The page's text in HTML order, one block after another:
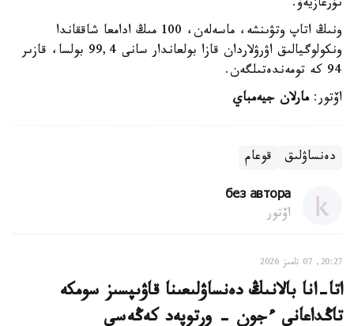
نۇرعازيەۆ.
ونىڭ اتاپ وتۋىنشە، ماسەلەن، 100 مىڭ ادامعا شاققاندا
ونكولوگيالىق اۋرۋلاردان قازا بولعاندار سانى 99,4 بولسا، قازىر
94 كە تومەندەتىلگەن.
اۆتور:مارلان جيەمباي
دەنساۋلىق قوعام
без автора
اۆتور
20:27, 07 تامىز 2026
اتا-انا بالانىڭ دەنساۋلىعىنا قاۋىپسىز سومكە
تاڭداعانى ءجون - ورتوپەد كەڭەسى